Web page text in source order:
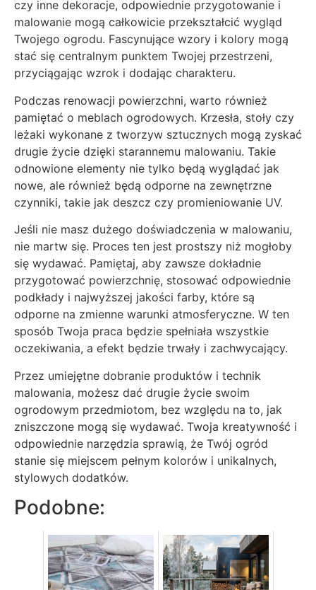
czy inne dekoracje, odpowiednie przygotowanie i
malowanie mogą całkowicie przekształcić wygląd
Twojego ogrodu. Fascynujące wzory i kolory mogą
stać się centralnym punktem Twojej przestrzeni,
przyciągając wzrok i dodając charakteru.
Podczas renowacji powierzchni, warto również
pamiętać o meblach ogrodowych. Krzesła, stoły czy
leżaki wykonane z tworzyw sztucznych mogą zyskać
drugie życie dzięki starannemu malowaniu. Takie
odnowione elementy nie tylko będą wyglądać jak
nowe, ale również będą odporne na zewnętrzne
czynniki, takie jak deszcz czy promieniowanie UV.
Jeśli nie masz dużego doświadczenia w malowaniu,
nie martw się. Proces ten jest prostszy niż mogłoby
się wydawać. Pamiętaj, aby zawsze dokładnie
przygotować powierzchnię, stosować odpowiednie
podkłady i najwyższej jakości farby, które są
odporne na zmienne warunki atmosferyczne. W ten
sposób Twoja praca będzie spełniała wszystkie
oczekiwania, a efekt będzie trwały i zachwycający.
Przez umiejętne dobranie produktów i technik
malowania, możesz dać drugie życie swoim
ogrodowym przedmiotom, bez względu na to, jak
zniszczone mogą się wydawać. Twoja kreatywność i
odpowiednie narzędzia sprawią, że Twój ogród
stanie się miejscem pełnym kolorów i unikalnych,
stylowych dodatków.
Podobne: